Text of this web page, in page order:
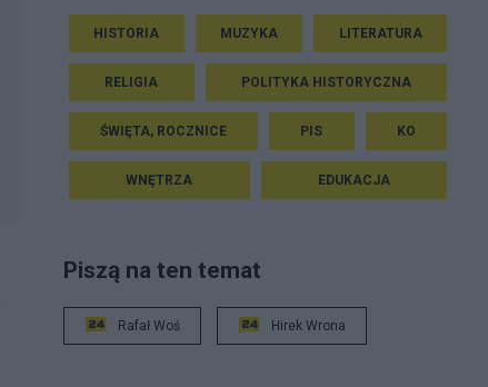
HISTORIA MUZYKA LITERATURA
RELIGIA POLITYKA HISTORYCZNA
ŚWIĘTA, ROCZNICE PIS KO
WNĘTRZA EDUKACJA
Piszą na ten temat
Rafał Woś Hirek Wrona